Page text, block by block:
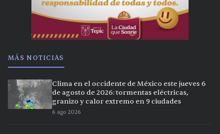
MÁS NOTICIAS
Clima en el occidente de México este jueves 6
de agosto de 2026: tormentas eléctricas,
granizo y calor extremo en 9 ciudades
6 ago 2026